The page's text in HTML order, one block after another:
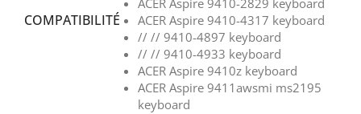
COMPATIBILITÉ
ACER Aspire 9410-4317 keyboard
// // 9410-4897 keyboard
// // 9410-4933 keyboard
ACER Aspire 9410z keyboard
ACER Aspire 9411awsmi ms2195
keyboard